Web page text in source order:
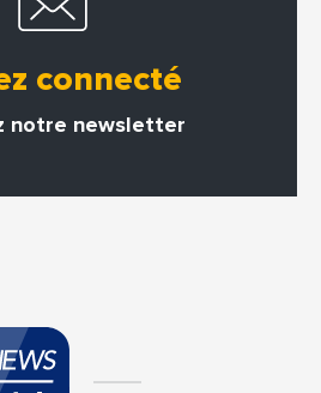
connecté
notre newsletter